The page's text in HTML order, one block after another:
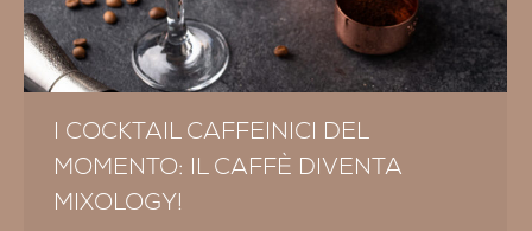
I COCKTAIL CAFFEINICI DEL
MOMENTO: IL CAFFÈ DIVENTA
MIXOLOGY!